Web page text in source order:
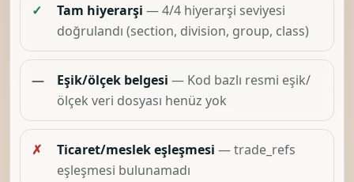
✓ Tam hiyerarşi — 4/4 hiyerarşi seviyesi
doğrulandı (section, division, group, class)
— Eşik/ölçek belgesi — Kod bazlı resmi eşik/
ölçek veri dosyası henüz yok
✗ Ticaret/meslek eşleşmesi — trade_refs
eşleşmesi bulunamadı